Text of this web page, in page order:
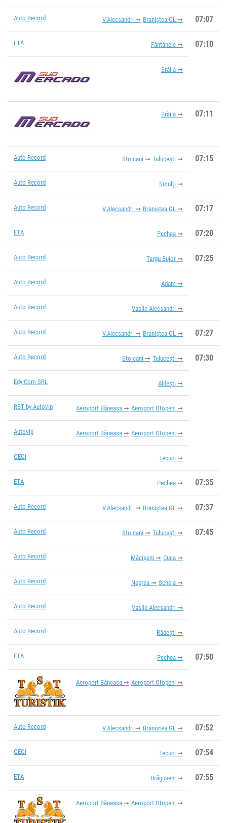
Auto Record V.Alecsandri Braniștea GL 07:07
ETA Fântânele 07:10
Brăila
Brăila 07:11
Auto Record Stoicani Tulucești 07:15
Auto Record Smulți
Auto Record V.Alecsandri Braniștea GL 07:17
ETA Pechea 07:20
Auto Record Targu Bujor 07:25
Auto Record Adam
Auto Record Vasile Alecsandri
Auto Record V.Alecsandri Braniștea GL 07:27
Auto Record Stoicani Tulucești 07:30
Edy Com SRL Aldești
RBT by Autovip Aeroport Băneasa Aeroport Otopeni
Autovip Aeroport Băneasa Aeroport Otopeni
GEGI Tecuci
ETA Pechea 07:35
Auto Record V.Alecsandri Braniștea GL 07:37
Auto Record Stoicani Tulucești 07:45
Auto Record Măcișeni Cuca
Auto Record Negrea Schela
Auto Record Vasile Alecsandri
Auto Record Rădești
ETA Pechea 07:50
Aeroport Băneasa Aeroport Otopeni
Auto Record V.Alecsandri Braniștea GL 07:52
GEGI Tecuci 07:54
ETA Drăgușeni 07:55
Aeroport Băneasa Aeroport Otopeni